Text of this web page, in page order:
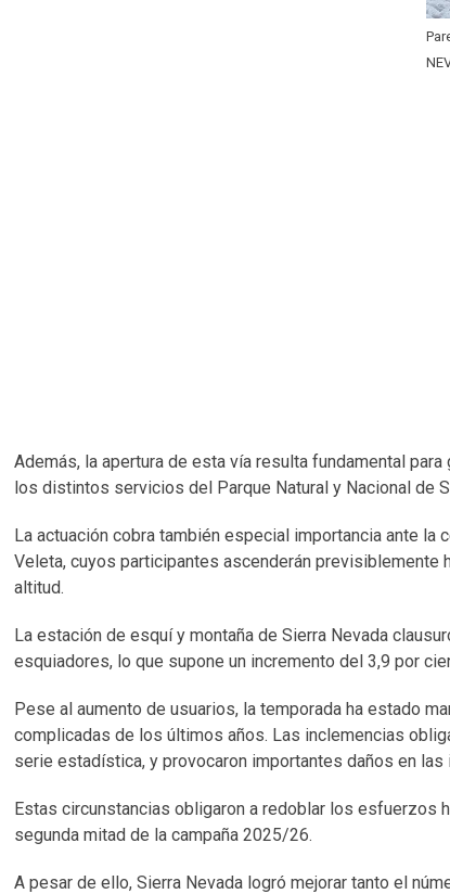
Además, la apertura de esta vía resulta fundamental
los distintos servicios del Parque Natural y Nacional de
La actuación cobra también especial importancia ante
Veleta, cuyos participantes ascenderán
altitud.
La estación de esquí y montaña de Sierra Nevada
esquiadores, lo que supone un incremento del 3,9 por
Pese al aumento de usuarios, la temporada ha estado
complicadas de los últimos años. Las inclemencias
serie estadística, y provocaron importantes daños en
Estas circunstancias obligaron a redoblar los esfuerzos
segunda mitad de la campaña 2025/26.
A pesar de ello, Sierra Nevada logró mejorar tanto el